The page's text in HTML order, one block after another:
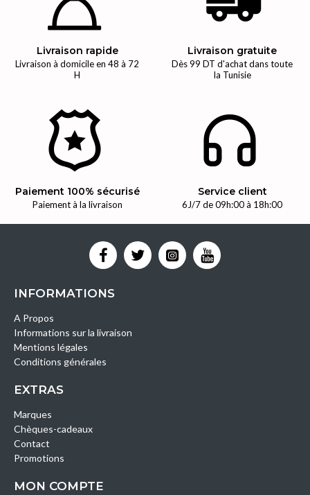
Livraison rapide
Livraison à domicile en 48 à 72
H
Livraison gratuite
Dès 99 DT d'achat dans toute
la Tunisie
Paiement 100% sécurisé
Paiement à la livraison
Service client
6J/7 de 09h:00 à 18h:00
INFORMATIONS
A Propos
Informations sur la livraison
Mentions légales
Conditions générales
EXTRAS
Marques
Chèques-cadeaux
Contact
Promotions
MON COMPTE